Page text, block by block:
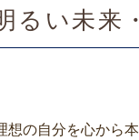
るい未来
の自分を心から本